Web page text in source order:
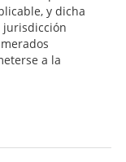
y dicha
a la